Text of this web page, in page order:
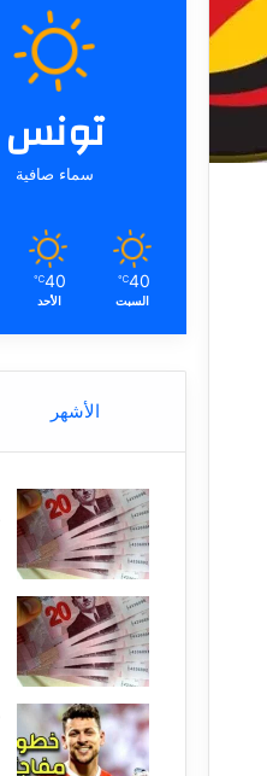
تونس
سماء صافية
40
℃
السبت
40
℃
الأحد
الأشهر